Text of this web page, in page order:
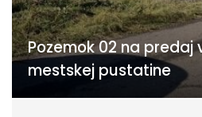
Pozemok 02 na predaj
mestskej pustatine